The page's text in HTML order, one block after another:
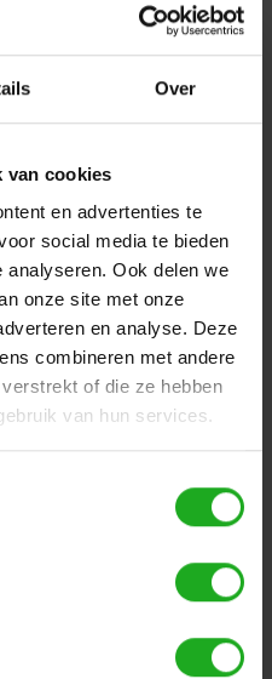
Over
van cookies
en advertenties te
social media te bieden
Ook delen we
onze site met onze
en analyse. Deze
combineren met andere
of die ze hebben
van hun services.
motor unit
is zal deze boven water
door de speciale sensor
de motor zorgvuldig te
een cyclus in het water
de garantie vervalt
gemaakt.